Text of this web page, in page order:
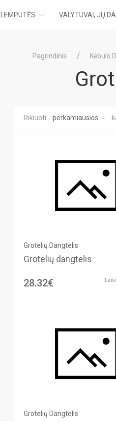
LEMPUTĖS VALYTUVAI, JŲ
Pagrindinis Kėbulo
Rikiuoti: perkamiausios
Grotelių Dangtelis
Grotelių dangtelis
28.32€
Grotelių Dangtelis